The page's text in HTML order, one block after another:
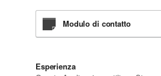
Modulo di contatto
Esperienza